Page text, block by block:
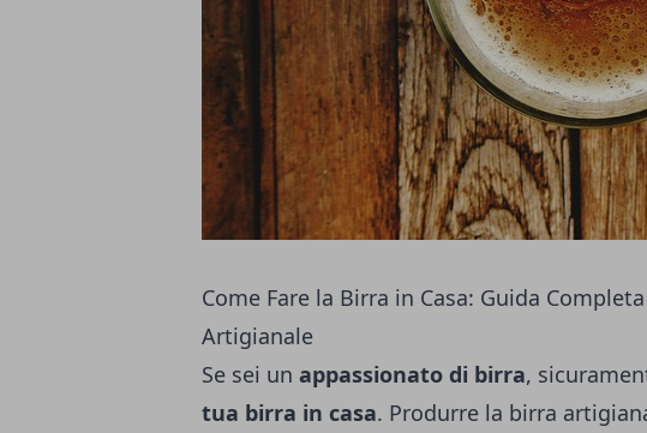
Come Fare la Birra in Casa: Guida
Artigianale
Se sei un appassionato di birra,
tua birra in casa. Produrre la birra